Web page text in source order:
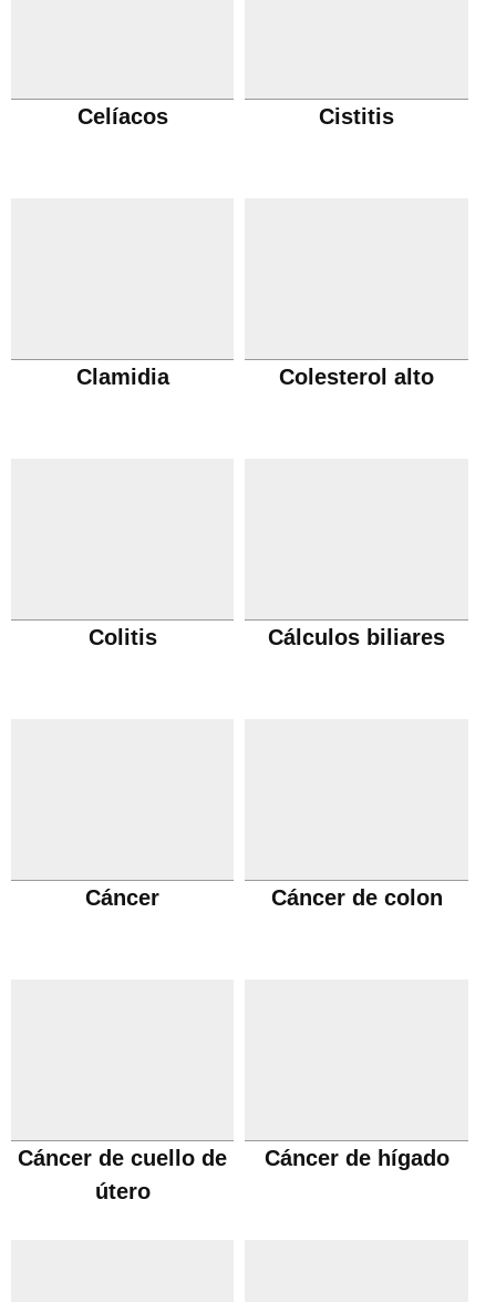
Celíacos Cistitis
Clamidia Colesterol alto
Colitis Cálculos biliares
Cáncer Cáncer de colon
Cáncer de cuello de
útero
Cáncer de hígado